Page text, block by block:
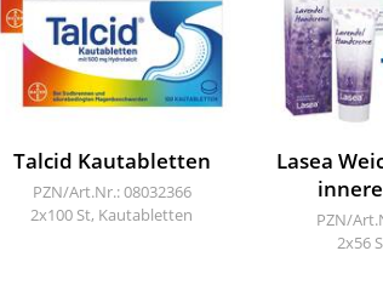
Talcid Kautabletten
PZN/Art.Nr.: 08032366
2x100 St, Kautabletten
Lasea
PZN/
2x56